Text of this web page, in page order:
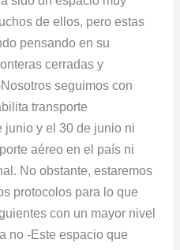
de ellos, pero estas
pensando en su
cerradas y
seguimos con
transporte
junio y el 30 de junio ni
aéreo en el país ni
No obstante, estaremos
protocolos para lo que
con un mayor nivel
no -Este espacio que